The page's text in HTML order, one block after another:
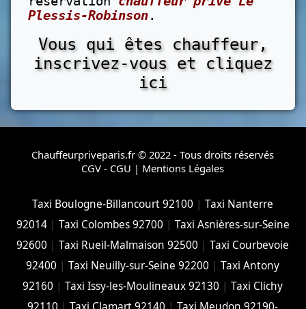
Plessis-Robinson.
Vous qui êtes chauffeur,
inscrivez-vous et cliquez
ici
Chauffeurpriveparis.fr © 2022 - Tous droits réservés
CGV - CGU | Mentions Légales
Taxi Boulogne-Billancourt 92100 |Taxi Nanterre
92014| Taxi Colombes 92700 | Taxi Asnières-sur-Seine
92600 |Taxi Rueil-Malmaison 92500 |Taxi Courbevoie
92400 |Taxi Neuilly-sur-Seine 92200 |Taxi Antony
92160 |Taxi Issy-les-Moulineaux 92130 |Taxi Clichy